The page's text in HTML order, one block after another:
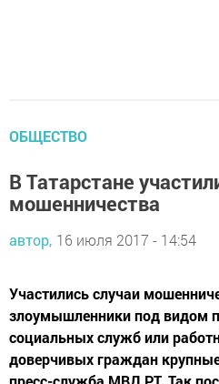
ОБЩЕСТВО
В Татарстане
мошенничества
автор, 16 июля 2017 - 14:54
Участились случаи
злоумышленники под видом
социальных служб или
доверчивых граждан